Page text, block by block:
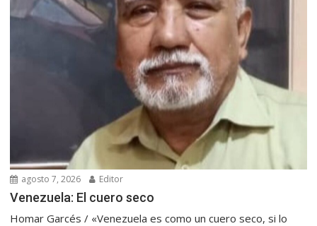
agosto 7, 2026 Editor
Venezuela: El cuero seco
Homar Garcés / «Venezuela es como un cuero seco, si lo